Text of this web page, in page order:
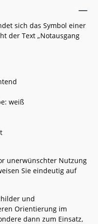
sich das Symbol einer
der Text „Notausgang
weiß
unerwünschter Nutzung
Sie eindeutig auf
und
Orientierung im
dann zum Einsatz,